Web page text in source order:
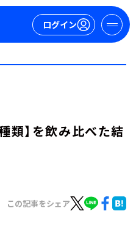
ログイン
類】を飲み比べた結
この記事をシェア